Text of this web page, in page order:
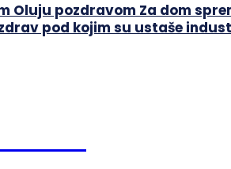
Oluju pozdravom Za dom
pod kojim su ustaše